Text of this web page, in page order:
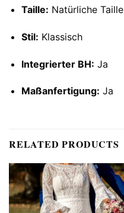
Taille: Natürliche Taille
Stil: Klassisch
Integrierter BH: Ja
Maßanfertigung: Ja
RELATED PRODUCTS